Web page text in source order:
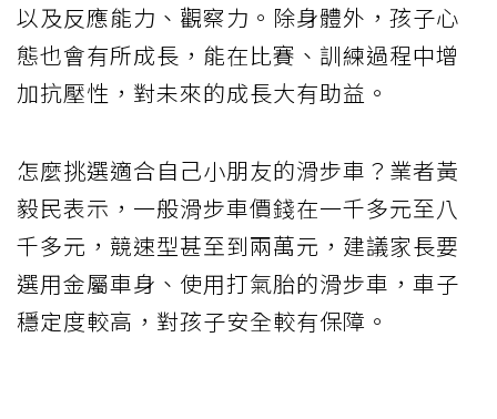
以及反應能力、觀察力。除身體外，孩子心
態也會有所成長，能在比賽、訓練過程中增
加抗壓性，對未來的成長大有助益。
怎麼挑選適合自己小朋友的滑步車？業者黃
毅民表示，一般滑步車價錢在一千多元至八
千多元，競速型甚至到兩萬元，建議家長要
選用金屬車身、使用打氣胎的滑步車，車子
穩定度較高，對孩子安全較有保障。